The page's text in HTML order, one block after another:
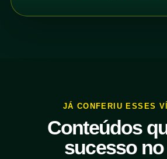
JÁ CONFERIU ESSES
Conteúdos
sucesso no